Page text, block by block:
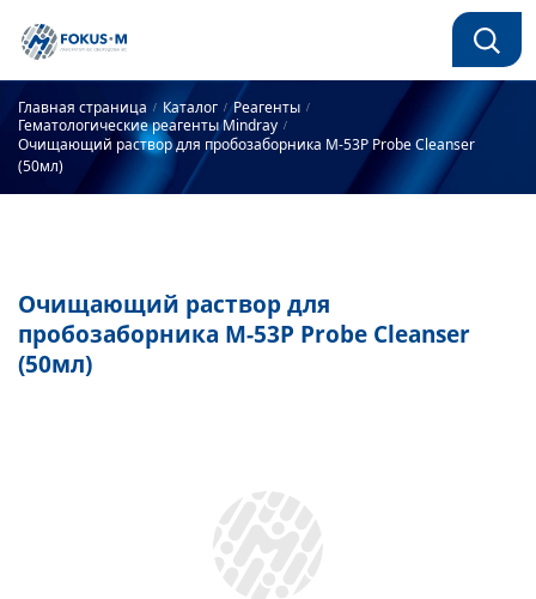
Главная страница Каталог
Реагенты
Гематологические реагенты Mindray
Очищающий раствор для пробозаборника M-53P Probe Cleanser
(50мл)
Очищающий раствор для
пробозаборника M-53P Probe Cleanser
(50мл)